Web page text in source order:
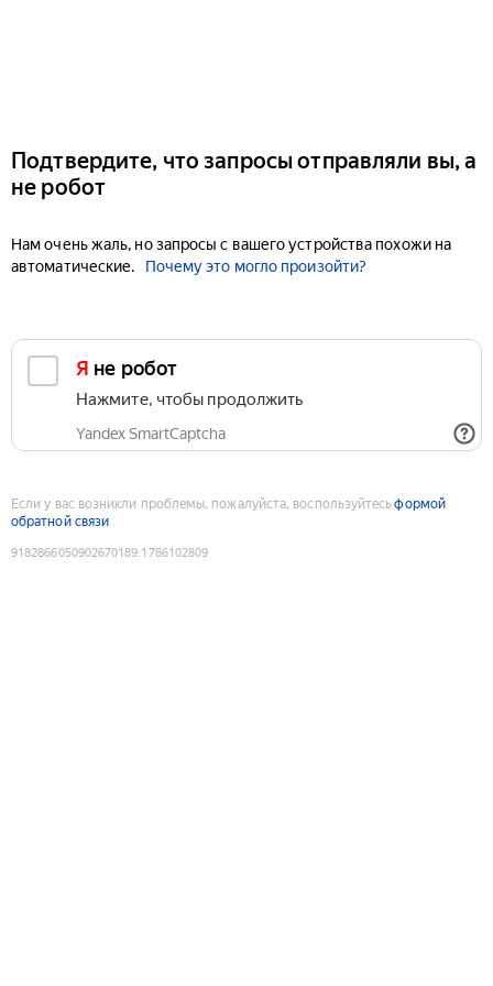
Подтвердите, что запросы отправляли вы, а
не робот
Нам очень жаль, но запросы с вашего устройства похожи на
автоматические.
Почему это могло произойти?
Я не робот
Нажмите, чтобы продолжить
Yandex SmartCaptcha
Если у вас возникли проблемы, пожалуйста, воспользуйтесьформой
обратной связи
9182866050902670189:1786102809